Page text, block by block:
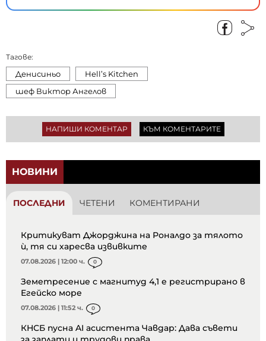
Тагове:
Денисиньо
Hell’s Kitchen
шеф Виктор Ангелов
НАПИШИ КОМЕНТАР КЪМ КОМЕНТАРИТЕ
НОВИНИ
ПОСЛЕДНИ ЧЕТЕНИ КОМЕНТИРАНИ
Критикуват Джорджина на Роналдо за тялото
ѝ, тя си харесва извивките
07.08.2026 | 12:00 ч. 0
Земетресение с магнитуд 4,1 е регистрирано в
Егейско море
07.08.2026 | 11:52 ч. 0
КНСБ пусна AI асистента Чавдар: Дава съвети